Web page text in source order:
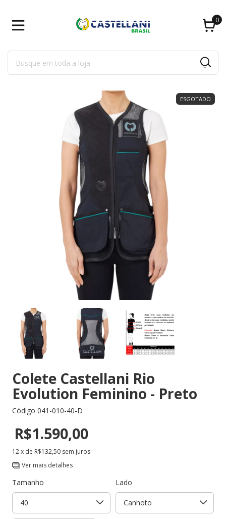
0
ESGOTADO
Colete Castellani Rio
Evolution Feminino - Preto
Código 041-010-40-D
R$1.590,00
12x de R$132,50 sem juros
Ver mais detalhes
Tamanho Lado